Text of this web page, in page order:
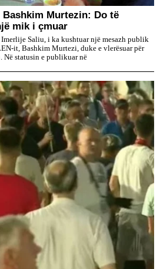
Bashkim Murtezin: Do të
mik i çmuar
Saliu, i ka kushtuar një mesazh publik
it, Bashkim Murtezi, duke e vlerësuar për
statusin e publikuar në